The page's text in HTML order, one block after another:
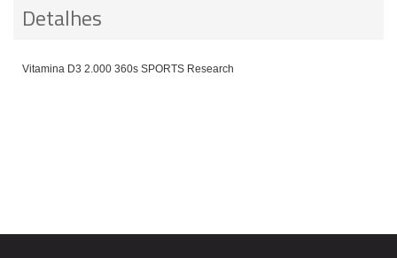
Detalhes
Vitamina D3 2.000 360s SPORTS Research